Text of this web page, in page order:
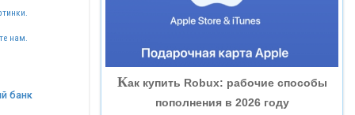
нам.
банк
«БАНК ГЛОБЭКС»
Как купить Robux: рабочие способы
пополнения в 2026 году